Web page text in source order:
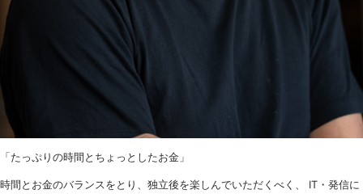
「たっぷりの時間とちょっとしたお金」
時間とお金のバランスをとり、独立後を楽しんでいただくべく、 IT・発信に